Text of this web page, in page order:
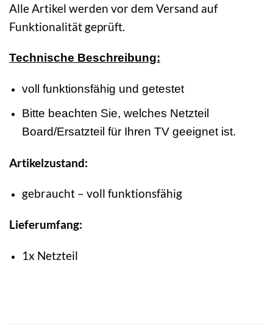
Alle Artikel werden vor dem Versand auf
Funktionalität geprüft.
Technische Beschreibung:
voll funktionsfähig und getestet
Bitte beachten Sie, welches Netzteil
Board/Ersatzteil für Ihren TV geeignet ist.
Artikelzustand:
gebraucht – voll funktionsfähig
Lieferumfang:
1x Netzteil